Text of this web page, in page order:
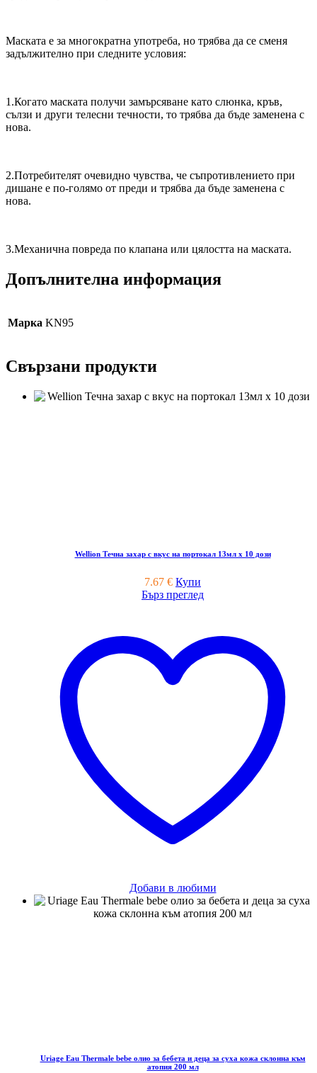
Маската е за многократна употреба, но трябва да се сменя
задължително при следните условия:
1.Когато маската получи замърсяване като слюнка, кръв,
сълзи и други телесни течности, то трябва да бъде заменена с
нова.
2.Потребителят очевидно чувства, че съпротивлението при
дишане е по-голямо от преди и трябва да бъде заменена с
нова.
3.Механична повреда по клапана или цялостта на маскатa.
Допълнителна информация
Марка KN95
Свързани продукти
Wellion Течна захар с вкус на портокал 13мл x 10 дози
7.67 € Купи
Бърз преглед
Добави в любими
Uriage Eau Thermale bebe олио за бебета и деца за суха кожа склонна към
атопия 200 мл